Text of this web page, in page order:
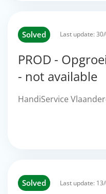
Solved Last update:
PROD -
- not available
HandiService
Solved Last update: